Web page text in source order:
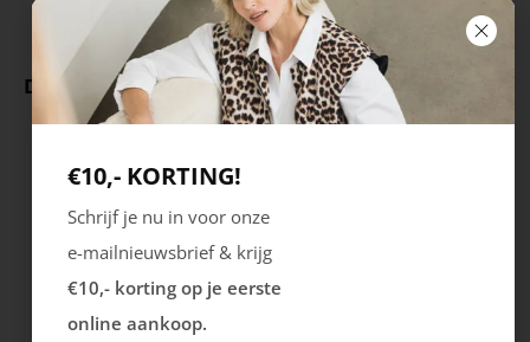
Deze producten ga je leuk vinden
€10,- KORTING!
Schrijf je nu in voor onze
e-mailnieuwsbrief & krijg
€10,- korting op je eerste
online aankoop.